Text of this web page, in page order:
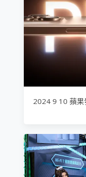
2024 9 10 蘋果